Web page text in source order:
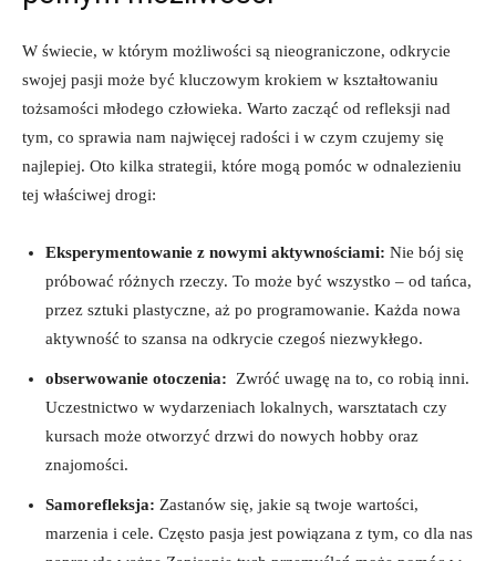
W świecie, w którym możliwości ⁣są nieograniczone, odkrycie
swojej pasji może ​być kluczowym krokiem ⁤w kształtowaniu
tożsamości młodego człowieka. Warto zacząć od refleksji nad ​
tym, co sprawia nam najwięcej radości ⁣i w czym czujemy się
najlepiej. Oto kilka strategii, które mogą pomóc w odnalezieniu
tej właściwej‍ drogi:
Eksperymentowanie z nowymi aktywnościami: Nie bój się
próbować różnych ⁢rzeczy. To może być⁣ wszystko – od tańca,
przez sztuki plastyczne, ⁢aż po programowanie. Każda⁤ nowa
aktywność to szansa na odkrycie czegoś niezwykłego.
obserwowanie‍ otoczenia: ⁢ Zwróć uwagę⁢ na‍ to, co‍ robią ⁣inni.
⁤Uczestnictwo ⁤w wydarzeniach lokalnych, ⁤warsztatach czy
‍kursach może otworzyć drzwi do nowych hobby oraz
‍znajomości.
Samorefleksja: Zastanów się, jakie są ‌twoje wartości,
marzenia i cele. Często pasja​ jest powiązana z⁣ tym, co dla nas